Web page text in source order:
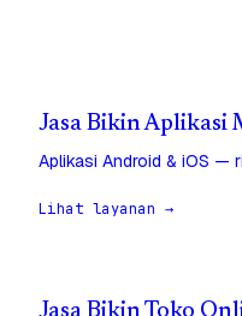
Jasa Bikin Aplikasi
Aplikasi Android & iOS —
Lihat layanan →